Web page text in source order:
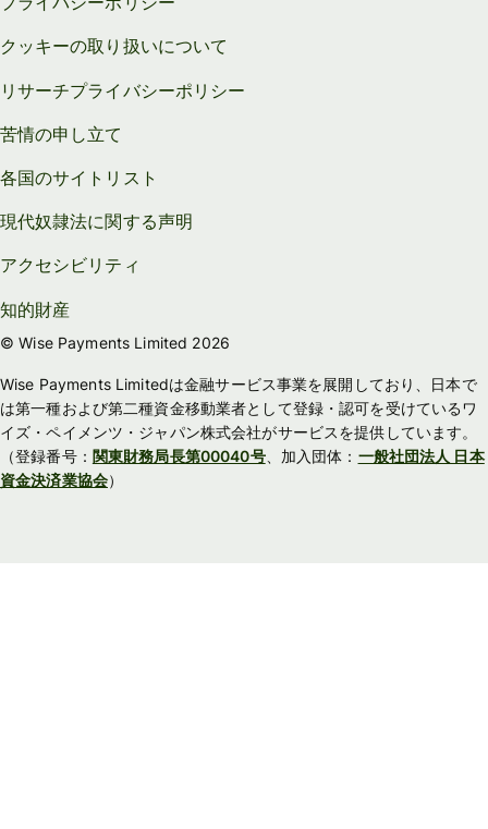
クッキーの取り扱いについて
リサーチプライバシーポリシー
苦情の申し立て
各国のサイトリスト
現代奴隷法に関する声明
アクセシビリティ
知的財産
© Wise Payments Limited 2026
Wise Payments Limitedは金融サービス事業を展開しており、日本で
は第一種および第二種資金移動業者として登録・認可を受けているワ
イズ・ペイメンツ・ジャパン株式会社がサービスを提供しています。
（登録番号： 関東財務局長第00040号、加入団体： 一般社団法人 日本
資金決済業協会）